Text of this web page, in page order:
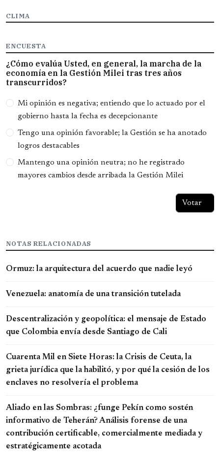
CLIMA
ENCUESTA
¿Cómo evalúa Usted, en general, la marcha de la
economía en la Gestión Milei tras tres años
transcurridos?
Opciones
Mi opinión es negativa; entiendo que lo actuado por el
gobierno hasta la fecha es decepcionante
Tengo una opinión favorable; la Gestión se ha anotado
logros destacables
Mantengo una opinión neutra; no he registrado
mayores cambios desde arribada la Gestión Milei
NOTAS RELACIONADAS
Ormuz: la arquitectura del acuerdo que nadie leyó
Venezuela: anatomía de una transición tutelada
Descentralización y geopolítica: el mensaje de Estado
que Colombia envía desde Santiago de Cali
Cuarenta Mil en Siete Horas: la Crisis de Ceuta, la
grieta jurídica que la habilitó, y por qué la cesión de los
enclaves no resolvería el problema
Aliado en las Sombras: ¿funge Pekín como sostén
informativo de Teherán? Análisis forense de una
contribución certificable, comercialmente mediada y
estratégicamente acotada